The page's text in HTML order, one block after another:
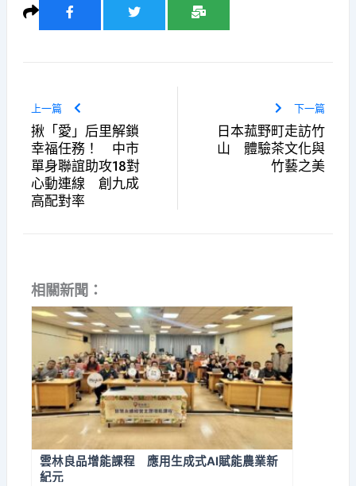
上一篇
揪「愛」后里解鎖
幸福任務！ 中市
單身聯誼助攻18對
心動連線 創九成
高配對率
下一篇
日本菰野町走訪竹
山 體驗茶文化與
竹藝之美
相關新聞：
雲林良品增能課程 應用生成式AI賦能農業新
紀元